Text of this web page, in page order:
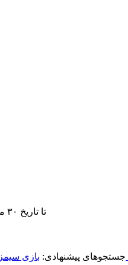
تا تاریخ ۳۰ مرداد ۱۴۰۵ با خرید هر گیفت‌کارت، ۲۰ درصد تخفیف اشتراک اپ‌استور مک نید را دریافت کنید.
جستجوهای پیشنهادی: بازی سیمز